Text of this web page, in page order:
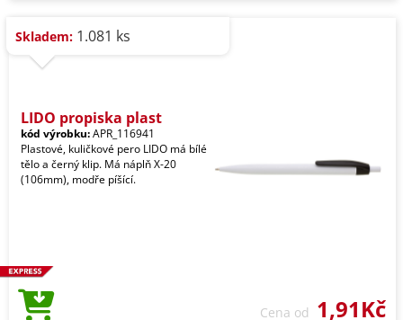
Skladem: 1.081 ks
LIDO propiska plast
kód výrobku:APR_116941
Plastové, kuličkové pero LIDO má bílé
tělo a černý klip. Má náplň X-20
(106mm), modře píšící.
Cena od 1,91Kč